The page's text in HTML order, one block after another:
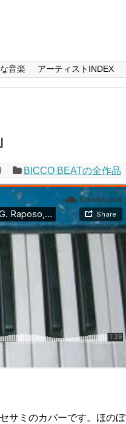
音楽 アーティストINDEX
BICCO BEATの全作品
サミのカバーです。ほのぼ